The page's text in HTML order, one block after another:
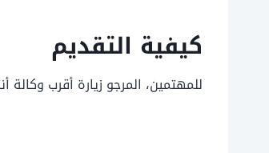
كيفية التقديم
للمهتمين، المرجو زيارة أقرب